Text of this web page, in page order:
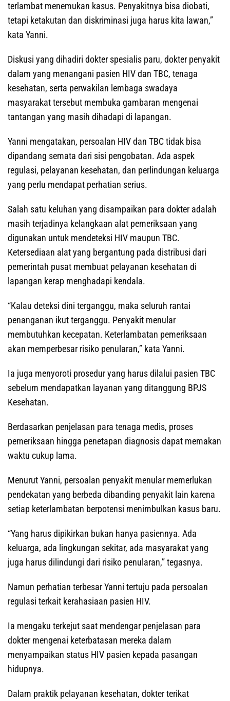
terlambat menemukan kasus. Penyakitnya bisa diobati,
tetapi ketakutan dan diskriminasi juga harus kita lawan,”
kata Yanni.
Diskusi yang dihadiri dokter spesialis paru, dokter penyakit
dalam yang menangani pasien HIV dan TBC, tenaga
kesehatan, serta perwakilan lembaga swadaya
masyarakat tersebut membuka gambaran mengenai
tantangan yang masih dihadapi di lapangan.
Yanni mengatakan, persoalan HIV dan TBC tidak bisa
dipandang semata dari sisi pengobatan. Ada aspek
regulasi, pelayanan kesehatan, dan perlindungan keluarga
yang perlu mendapat perhatian serius.
Salah satu keluhan yang disampaikan para dokter adalah
masih terjadinya kelangkaan alat pemeriksaan yang
digunakan untuk mendeteksi HIV maupun TBC.
Ketersediaan alat yang bergantung pada distribusi dari
pemerintah pusat membuat pelayanan kesehatan di
lapangan kerap menghadapi kendala.
“Kalau deteksi dini terganggu, maka seluruh rantai
penanganan ikut terganggu. Penyakit menular
membutuhkan kecepatan. Keterlambatan pemeriksaan
akan memperbesar risiko penularan,” kata Yanni.
Ia juga menyoroti prosedur yang harus dilalui pasien TBC
sebelum mendapatkan layanan yang ditanggung BPJS
Kesehatan.
Berdasarkan penjelasan para tenaga medis, proses
pemeriksaan hingga penetapan diagnosis dapat memakan
waktu cukup lama.
Menurut Yanni, persoalan penyakit menular memerlukan
pendekatan yang berbeda dibanding penyakit lain karena
setiap keterlambatan berpotensi menimbulkan kasus baru.
“Yang harus dipikirkan bukan hanya pasiennya. Ada
keluarga, ada lingkungan sekitar, ada masyarakat yang
juga harus dilindungi dari risiko penularan,” tegasnya.
Namun perhatian terbesar Yanni tertuju pada persoalan
regulasi terkait kerahasiaan pasien HIV.
Ia mengaku terkejut saat mendengar penjelasan para
dokter mengenai keterbatasan mereka dalam
menyampaikan status HIV pasien kepada pasangan
hidupnya.
Dalam praktik pelayanan kesehatan, dokter terikat